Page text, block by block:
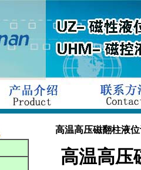
高温高压磁翻柱液
高温高压